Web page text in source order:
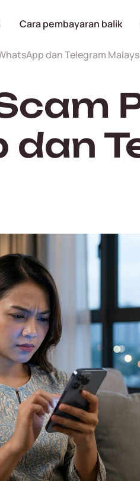
Cara pembayaran balik
dan Telegram